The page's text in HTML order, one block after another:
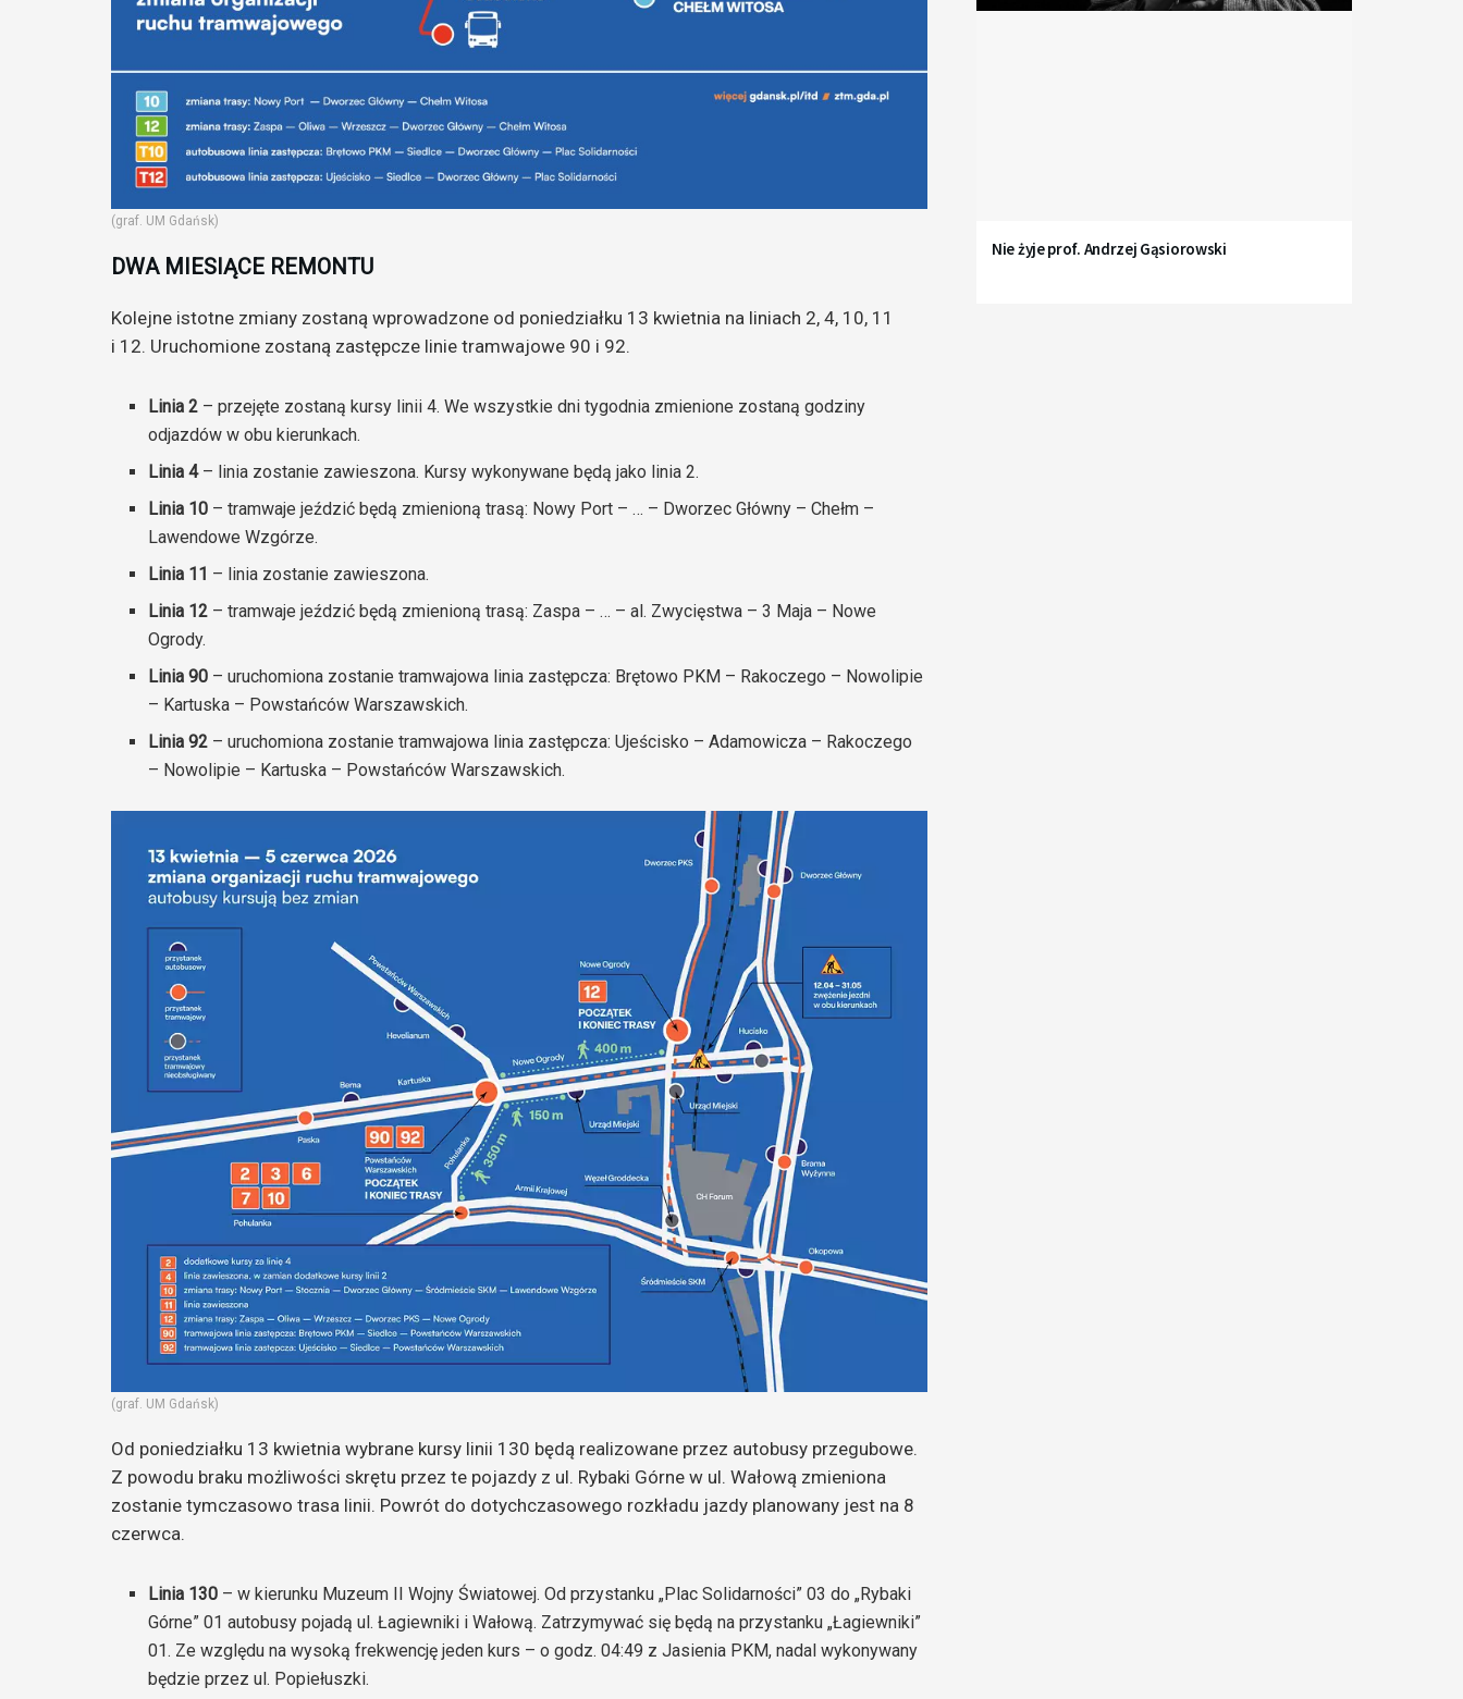
(graf. UM Gdańsk)
DWA MIESIĄCE REMONTU
Kolejne istotne zmiany zostaną wprowadzone od poniedziałku 13 kwietnia na liniach 2, 4, 10, 11
i 12. Uruchomione zostaną zastępcze linie tramwajowe 90 i 92.
Linia 2 – przejęte zostaną kursy linii 4. We wszystkie dni tygodnia zmienione zostaną godziny
odjazdów w obu kierunkach.
Linia 4– linia zostanie zawieszona. Kursy wykonywane będą jako linia 2.
Linia 10 – tramwaje jeździć będą zmienioną trasą: Nowy Port – … – Dworzec Główny – Chełm –
Lawendowe Wzgórze.
Linia 11 – linia zostanie zawieszona.
Linia 12 – tramwaje jeździć będą zmienioną trasą: Zaspa – … – al. Zwycięstwa – 3 Maja – Nowe
Ogrody.
Linia 90 – uruchomiona zostanie tramwajowa linia zastępcza: Brętowo PKM – Rakoczego – Nowolipie
– Kartuska – Powstańców Warszawskich.
Linia 92 – uruchomiona zostanie tramwajowa linia zastępcza: Ujeścisko – Adamowicza – Rakoczego
– Nowolipie – Kartuska – Powstańców Warszawskich.
(graf. UM Gdańsk)
Od poniedziałku 13 kwietnia wybrane kursy linii 130 będą realizowane przez autobusy przegubowe.
Z powodu braku możliwości skrętu przez te pojazdy z ul. Rybaki Górne w ul. Wałową zmieniona
zostanie tymczasowo trasa linii. Powrót do dotychczasowego rozkładu jazdy planowany jest na 8
czerwca.
Linia 130 – w kierunku Muzeum II Wojny Światowej. Od przystanku „Plac Solidarności” 03 do „Rybaki
Górne” 01 autobusy pojadą ul. Łagiewniki i Wałową. Zatrzymywać się będą na przystanku „Łagiewniki”
01. Ze względu na wysoką frekwencję jeden kurs – o godz. 04:49 z Jasienia PKM, nadal wykonywany
będzie przez ul. Popiełuszki.
Nie żyje prof. Andrzej Gąsiorowski